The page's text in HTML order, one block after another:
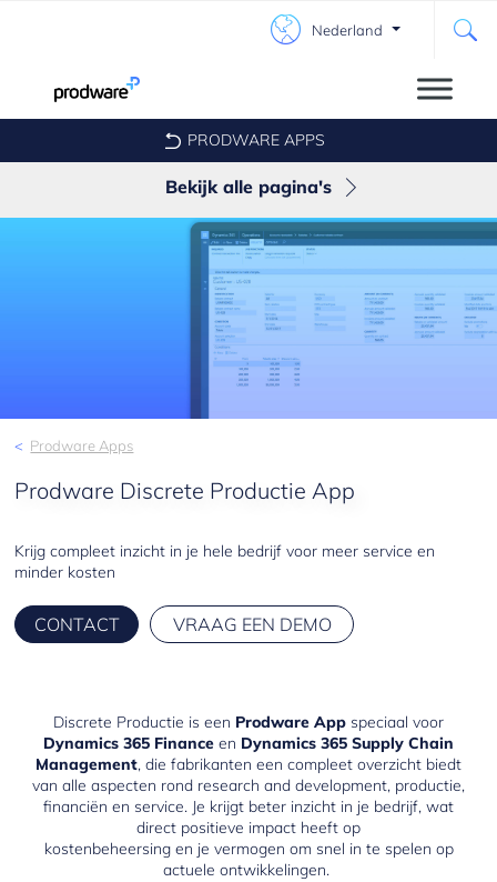
Nederland
PRODWARE APPS
Bekijk alle pagina's
Discrete Productie
Supply Chain Management
Groothandel en Distributie
Payment Collection
Prodware Apps
Prodware Discrete Productie App
Krijg compleet inzicht in je hele bedrijf voor meer service en
minder kosten
CONTACT VRAAG EEN DEMO
Discrete Productie is een Prodware App speciaal voor
Dynamics 365 Finance en Dynamics 365 Supply Chain
Management, die fabrikanten een compleet overzicht biedt
van alle aspecten rond research and development, productie,
financiën en service. Je krijgt beter inzicht in je bedrijf, wat
direct positieve impact heeft op
kostenbeheersing en je vermogen om snel in te spelen op
actuele ontwikkelingen.